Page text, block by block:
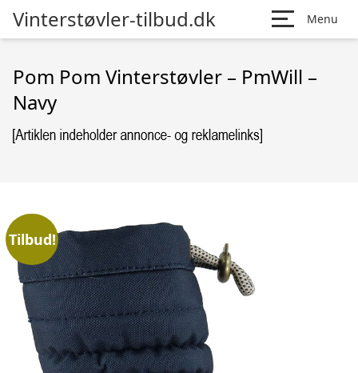
Vinterstøvler-tilbud.dk Menu
Pom Pom Vinterstøvler – PmWill –
Navy
Tilbud!